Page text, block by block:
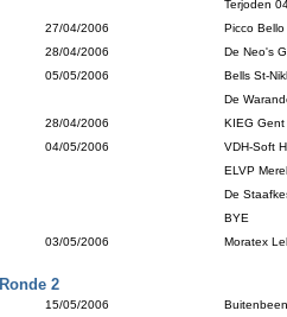
Terjoden
27/04/2006
Picco
28/04/2006
De Neo's
05/05/2006
Bells St-
De
28/04/2006
KIEG Gent
04/05/2006
VDH-Soft
ELVP
De
BYE
03/05/2006
Moratex
Ronde 2
15/05/2006